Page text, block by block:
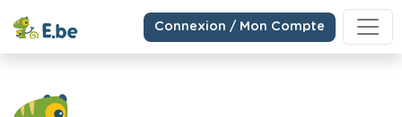
Connexion / Mon Compte